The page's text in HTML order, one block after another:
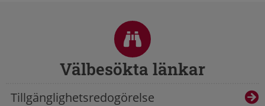
Välbesökta länkar
Tillgänglighetsredogörelse